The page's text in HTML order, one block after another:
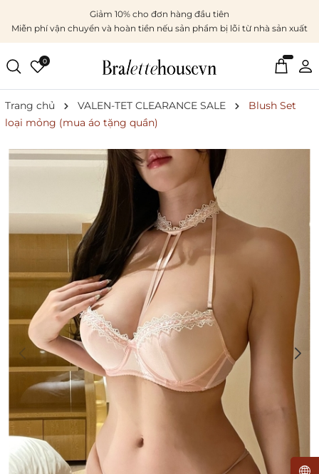
Giảm 10% cho đơn hàng đầu tiên
Miễn phí vận chuyển và hoàn tiền nếu sản phẩm bị lỗi từ nhà sản xuất
0
Trang chủ VALEN-TET CLEARANCE SALE
Blush Set
loại mỏng (mua áo tặng quần)